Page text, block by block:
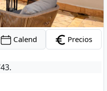
Calend Precios